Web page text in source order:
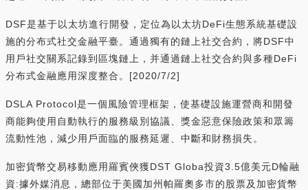
DSF是基于以太坊進行開發，定位為以太坊DeFi生態系統基礎設
施的分布式社交金融平臺。通過獨有的鏈上社交合約，將DSF中
用戶社交關系記錄到區塊鏈上，并通過鏈上社交合約與多種DeFi
分布式金融應用深度整合。[2020/7/2]
DSLA Protocol是一個風險管理框架，使基礎設施運營商和開發
商能夠使用自動執行的服務級別協議、獎金惡意保險政策和眾籌
流動性池，減少用戶面臨的服務延遲、中斷和財務損失。
加密貨幣交易移動應用羅賓俠獲DST Globa投資3.5億美元D輪融
資:據外媒消息，總部位于美國加州帕羅奧多市的股票及加密貨幣